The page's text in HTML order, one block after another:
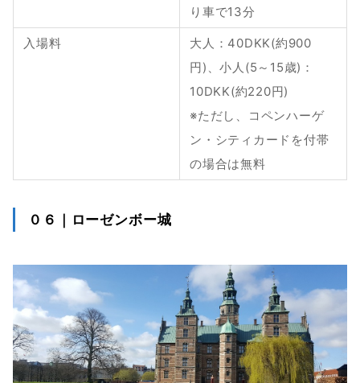
り車で13分
入場料
大人：40DKK(約900
円)、小人(5～15歳)：
10DKK(約220円)
※ただし、コペンハーゲ
ン・シティカードを付帯
の場合は無料
０６｜ローゼンボー城